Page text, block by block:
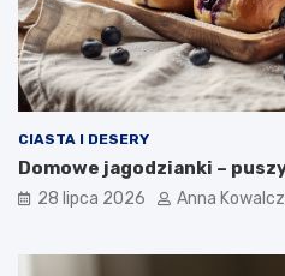
CIASTA I DESERY
Domowe jagodzianki –
28 lipca 2026 Anna